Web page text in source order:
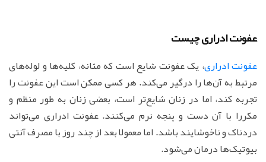
عفونت ادراری چیست
عفونت ادراری، یک عفونت شایع است که مثانه، کلیه‌ها و لوله‌های
مرتبط به آن‌ها را درگیر می‌کند. هر کسی ممکن است این عفونت را
تجربه کند، اما در زنان شایع‌تر است، بعضی زنان به طور منظم و
مکررا با آن دست و پنجه نرم می‌کنند. عفونت ادراری می‌تواند
دردناک و ناخوشایند باشد. اما معمولا بعد از چند روز با مصرف آنتی
بیوتیک‌ها درمان می‌شود.